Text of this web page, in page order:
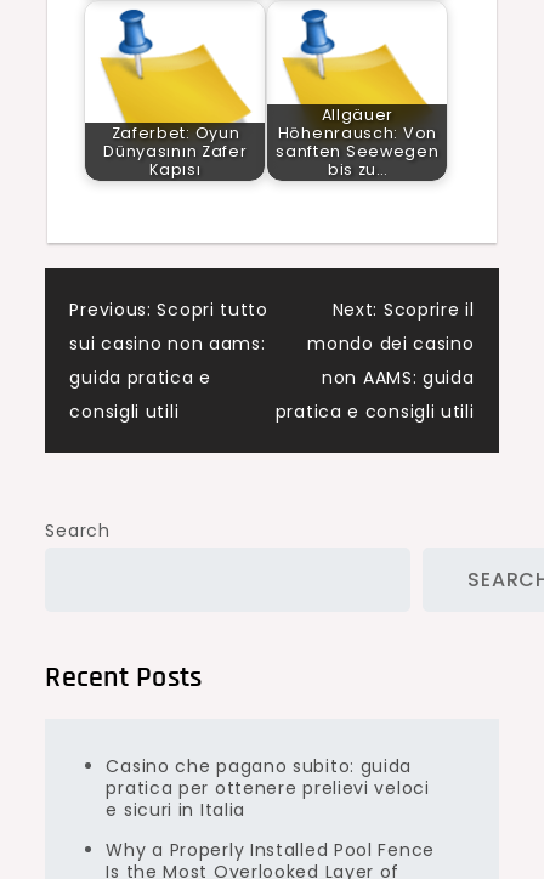
Zaferbet: Oyun
Dünyasının Zafer
Kapısı
Allgäuer
Höhenrausch: Von
sanften Seewegen
bis zu…
Post
navigation
Previous: Scopri tutto
sui casino non aams:
guida pratica e
consigli utili
Next: Scoprire il
mondo dei casino
non AAMS: guida
pratica e consigli utili
Search
Recent Posts
Casino che pagano subito: guida
pratica per ottenere prelievi veloci
e sicuri in Italia
Why a Properly Installed Pool Fence
Is the Most Overlooked Layer of